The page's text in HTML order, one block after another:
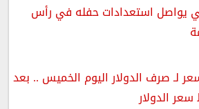
يواصل استعدادات حفله في رأس
لـ صرف الدولار اليوم الخميس .. بعد
الدولار